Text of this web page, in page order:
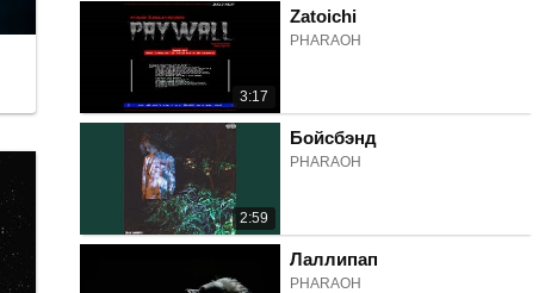
3:17
Zatoichi
PHARAOH
2:59
Бойсбэнд
PHARAOH
Лаллипап
PHARAOH